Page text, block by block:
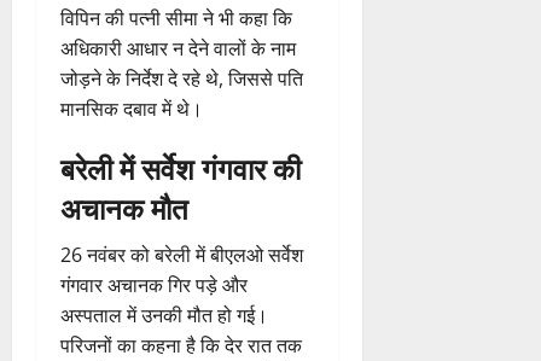
विपिन की पत्नी सीमा ने भी कहा कि
अधिकारी आधार न देने वालों के नाम
जोड़ने के निर्देश दे रहे थे, जिससे पति
मानसिक दबाव में थे।
बरेली में सर्वेश गंगवार की
अचानक मौत
26 नवंबर को बरेली में बीएलओ सर्वेश
गंगवार अचानक गिर पड़े और
अस्पताल में उनकी मौत हो गई।
परिजनों का कहना है कि देर रात तक